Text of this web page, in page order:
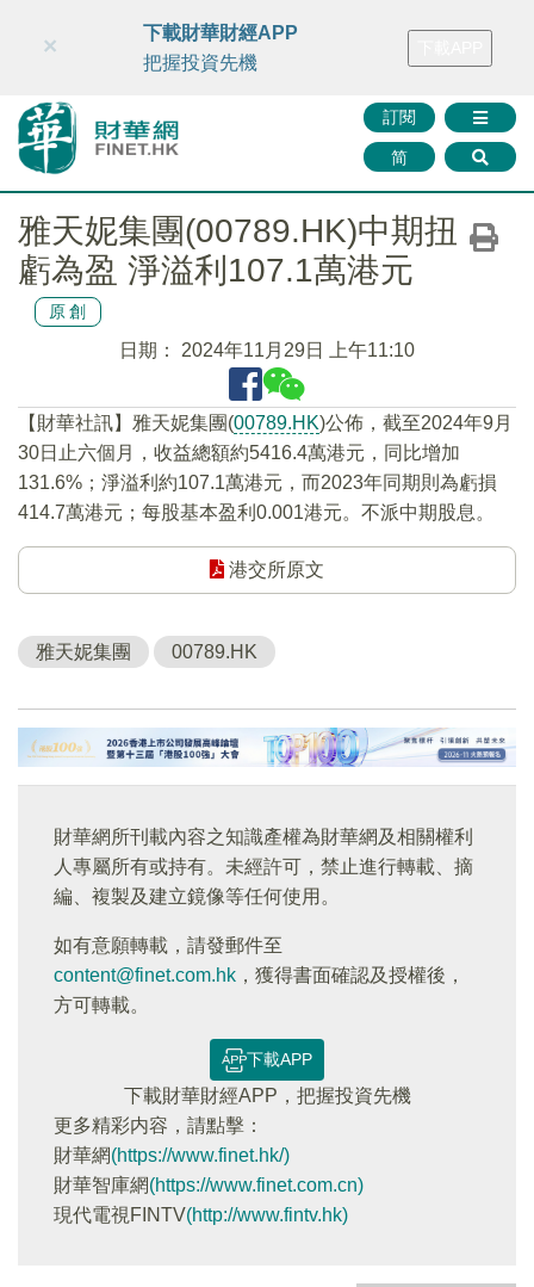
財華智庫網 FINTV FINMETA 財華證券 媒體矩陣
訂閱
简
×
下載財華財經APP
把握投資先機
雅天妮集團(00789.HK)中期扭
虧為盈 淨溢利107.1萬港元
原創
日期： 2024年11月29日 上午11:10
【財華社訊】雅天妮集團(00789.HK)公佈，截至2024年9月
30日止六個月，收益總額約5416.4萬港元，同比增加
131.6%；淨溢利約107.1萬港元，而2023年同期則為虧損
414.7萬港元；每股基本盈利0.001港元。不派中期股息。
港交所原文
雅天妮集團 00789.HK
財華網所刊載內容之知識產權為財華網及相關權利
人專屬所有或持有。未經許可，禁止進行轉載、摘
編、複製及建立鏡像等任何使用。
如有意願轉載，請發郵件至
content@finet.com.hk ，獲得書面確認及授權後，
方可轉載。
下載APP
下載財華財經APP，把握投資先機
更多精彩内容，請點擊：
財華網(https://www.finet.hk/)
財華智庫網(https://www.finet.com.cn)
現代電視FINTV(http://www.fintv.hk)